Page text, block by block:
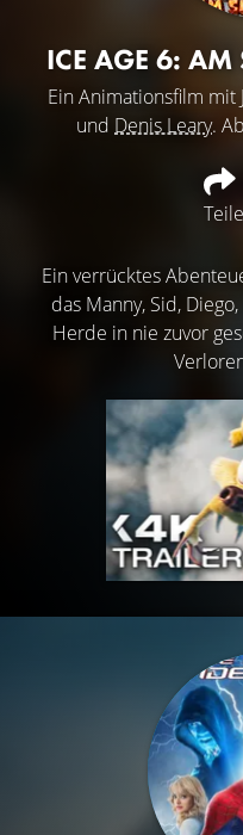
ICE AGE 6: AM
Ein Animationsfilm mit
und Denis Leary.
Ein verrücktes
das Manny, Sid,
Herde in nie zuvor